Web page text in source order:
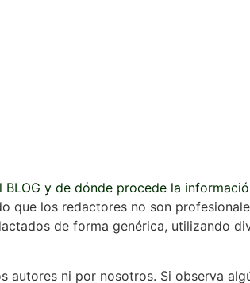
y de dónde procede la
los redactores no son
de forma genérica, utilizando
ni por nosotros. Si observa